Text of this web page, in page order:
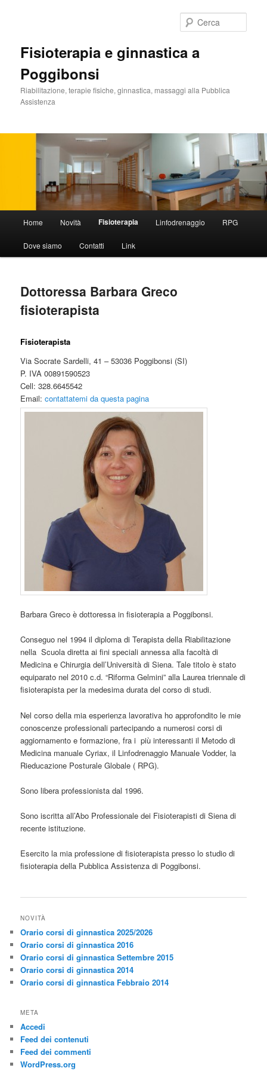
Fisioterapia e ginnastica a
Poggibonsi
Riabilitazione, terapie fisiche, ginnastica, massaggi alla Pubblica
Assistenza
principale
Home Novità Fisioterapia Linfodrenaggio RPG
Dove siamo Contatti Link
Dottoressa Barbara Greco
fisioterapista
Fisioterapista
Via Socrate Sardelli, 41 – 53036 Poggibonsi (SI)
P. IVA 00891590523
Cell: 328.6645542
Email:contattatemi da questa pagina
Barbara Greco è dottoressa in fisioterapia a Poggibonsi.
Conseguo nel 1994 il diploma di Terapista della Riabilitazione
nella Scuola diretta ai fini speciali annessa alla facoltà di
Medicina e Chirurgia dell’Università di Siena. Tale titolo è stato
equiparato nel 2010 c.d. “Riforma Gelmini” alla Laurea triennale di
fisioterapista per la medesima durata del corso di studi.
Nel corso della mia esperienza lavorativa ho approfondito le mie
conoscenze professionali partecipando a numerosi corsi di
aggiornamento e formazione, fra i più interessanti il Metodo di
Medicina manuale Cyriax, il Linfodrenaggio Manuale Vodder, la
Rieducazione Posturale Globale ( RPG).
Sono libera professionista dal 1996.
Sono iscritta all’Abo Professionale dei Fisioterapisti di Siena di
recente istituzione.
Esercito la mia professione di fisioterapista presso lo studio di
fisioterapia della Pubblica Assistenza di Poggibonsi.
NOVITÀ
Orario corsi di ginnastica 2025/2026
Orario corsi di ginnastica 2016
Orario corsi di ginnastica Settembre 2015
Orario corsi di ginnastica 2014
Orario corsi di ginnastica Febbraio 2014
META
Accedi
Feed dei contenuti
Feed dei commenti
WordPress.org